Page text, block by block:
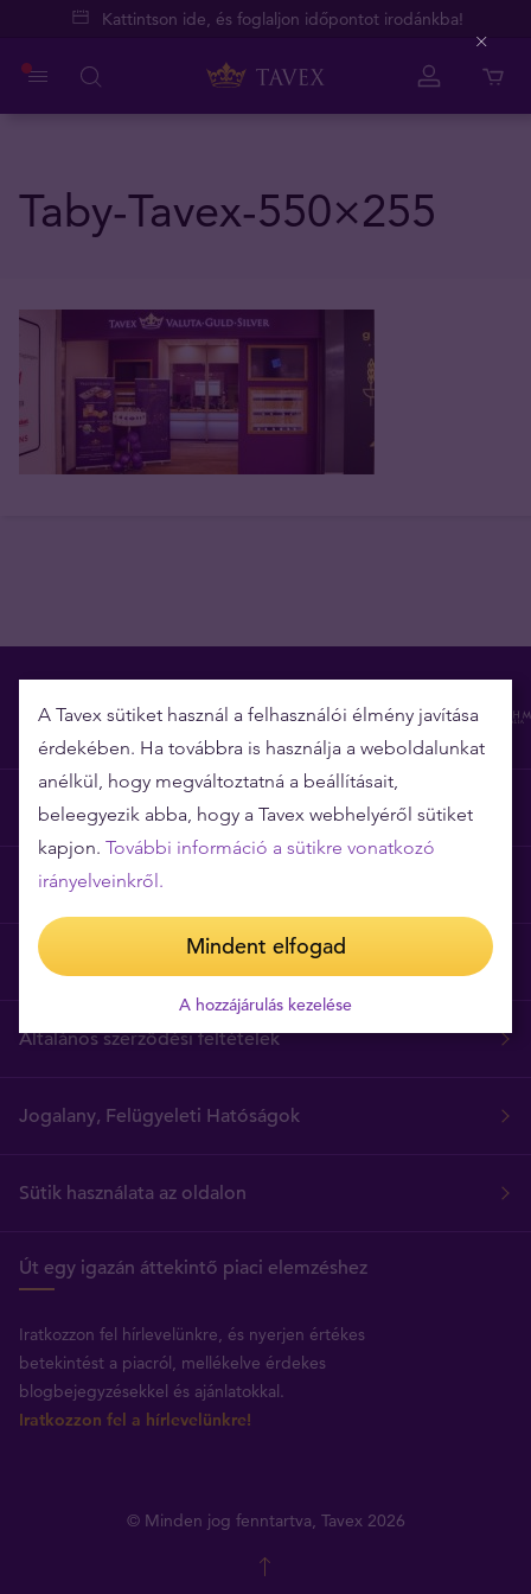
Kattintson ide, és foglaljon időpontot irodánkba!
Taby-Tavex-550×255
Miért épp a Tavex?
Árgarancia
Gyakori kérdések
Általános szerződési feltételek
Jogalany, Felügyeleti Hatóságok
Sütik használata az oldalon
Út egy igazán áttekintő piaci elemzéshez
Iratkozzon fel hírlevelünkre, és nyerjen értékes
betekintést a piacról, mellékelve érdekes
blogbejegyzésekkel és ajánlatokkal.
Iratkozzon fel a hírlevelünkre!
© Minden jog fenntartva, Tavex 2026
A Tavex sütiket használ a felhasználói élmény javítása
érdekében. Ha továbbra is használja a weboldalunkat
anélkül, hogy megváltoztatná a beállításait,
beleegyezik abba, hogy a Tavex webhelyéről sütiket
kapjon. További információ a sütikre vonatkozó
irányelveinkről.
Mindent elfogad
A hozzájárulás kezelése
Close